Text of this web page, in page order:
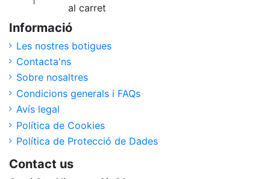
al carret
Informació
Les nostres botigues
Contacta'ns
Sobre nosaltres
Condicions generals i FAQs
Avís legal
Política de Cookies
Política de Protecció de Dades
Contact us